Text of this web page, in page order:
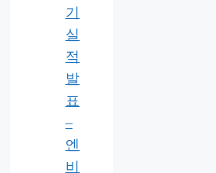
기
실
적
발
표
–
엔
비